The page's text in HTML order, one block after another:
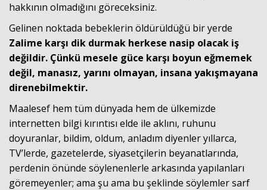
hakkının olmadığını göreceksiniz.
Gelinen noktada bebeklerin öldürüldüğü bir yerde
Zalime karşı dik durmak herkese nasip olacak iş
değildir. Çünkü mesele güce karşı boyun eğmemek
değil, manasız, yarını olmayan, insana yakışmayana
direnebilmektir.
Maalesef hem tüm dünyada hem de ülkemizde
internetten bilgi kırıntısı elde ile aklını, ruhunu
doyuranlar, bildim, oldum, anladım diyenler yıllarca,
TV’lerde, gazetelerde, siyasetçilerin beyanatlarında,
perdenin önünde söylenenlerle arkasında yapılanları
göremeyenler; ama şu ama bu şeklinde söylemler sarf